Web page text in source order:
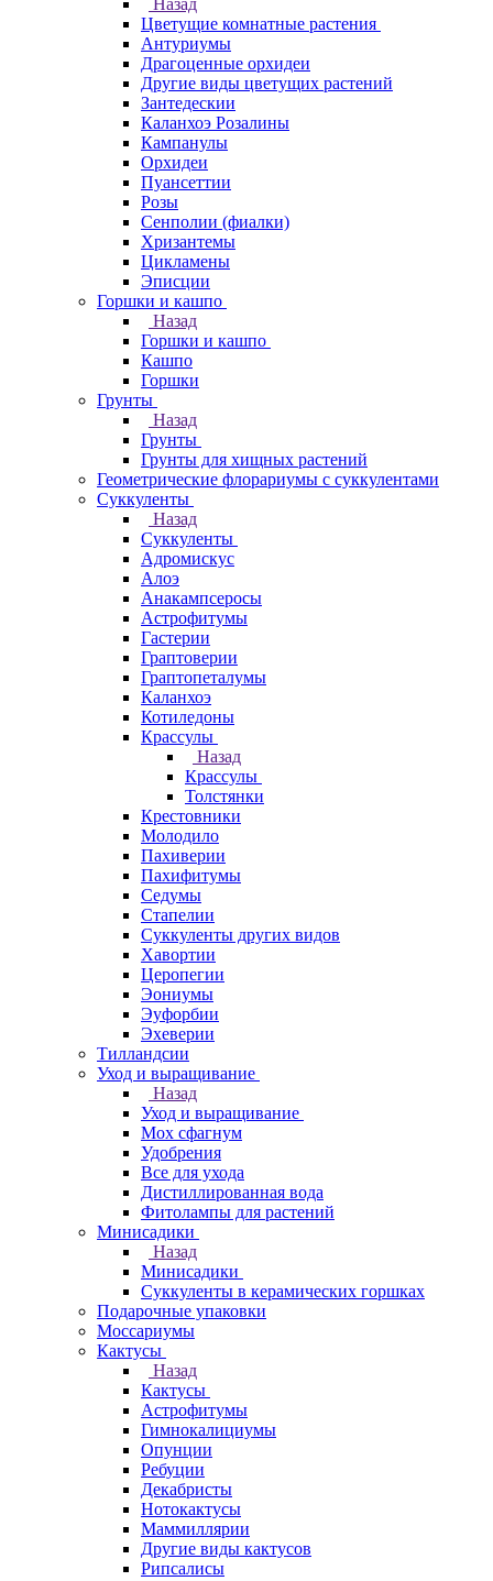
Назад
Цветущие комнатные растения
Антуриумы
Драгоценные орхидеи
Другие виды цветущих растений
Зантедескии
Каланхоэ Розалины
Кампанулы
Орхидеи
Пуансеттии
Розы
Сенполии (фиалки)
Хризантемы
Цикламены
Эписции
Горшки и кашпо
Назад
Горшки и кашпо
Кашпо
Горшки
Грунты
Назад
Грунты
Грунты для хищных растений
Геометрические флорариумы с суккулентами
Суккуленты
Назад
Суккуленты
Адромискус
Алоэ
Анакампсеросы
Астрофитумы
Гастерии
Граптоверии
Граптопеталумы
Каланхоэ
Котиледоны
Крассулы
Назад
Крассулы
Толстянки
Крестовники
Молодило
Пахиверии
Пахифитумы
Седумы
Стапелии
Суккуленты других видов
Хавортии
Церопегии
Эониумы
Эуфорбии
Эхеверии
Тилландсии
Уход и выращивание
Назад
Уход и выращивание
Мох сфагнум
Удобрения
Все для ухода
Дистиллированная вода
Фитолампы для растений
Минисадики
Назад
Минисадики
Суккуленты в керамических горшках
Подарочные упаковки
Моссариумы
Кактусы
Назад
Кактусы
Астрофитумы
Гимнокалициумы
Опунции
Ребуции
Декабристы
Нотокактусы
Маммиллярии
Другие виды кактусов
Рипсалисы